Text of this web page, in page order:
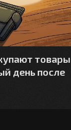
товары
день после